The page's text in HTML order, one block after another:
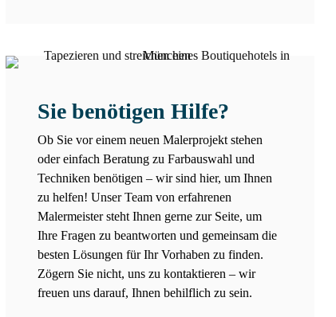
Sie benötigen Hilfe?
Ob Sie vor einem neuen Malerprojekt stehen
oder einfach Beratung zu Farbauswahl und
Techniken benötigen – wir sind hier, um Ihnen
zu helfen! Unser Team von erfahrenen
Malermeister steht Ihnen gerne zur Seite, um
Ihre Fragen zu beantworten und gemeinsam die
besten Lösungen für Ihr Vorhaben zu finden.
Zögern Sie nicht, uns zu kontaktieren – wir
freuen uns darauf, Ihnen behilflich zu sein.